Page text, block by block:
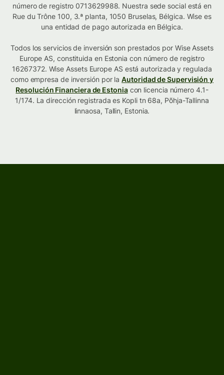
número de registro 0713629988. Nuestra sede social está en
Rue du Trône 100, 3.ª planta, 1050 Bruselas, Bélgica. Wise es
una entidad de pago autorizada en Bélgica.
Todos los servicios de inversión son prestados por Wise Assets
Europe AS, constituida en Estonia con número de registro
16267372. Wise Assets Europe AS está autorizada y regulada
como empresa de inversión por laAutoridad de Supervisión y
Resolución Financiera de Estoniacon licencia número 4.1-
1/174. La dirección registrada es Kopli tn 68a, Põhja-Tallinna
linnaosa, Tallin, Estonia.